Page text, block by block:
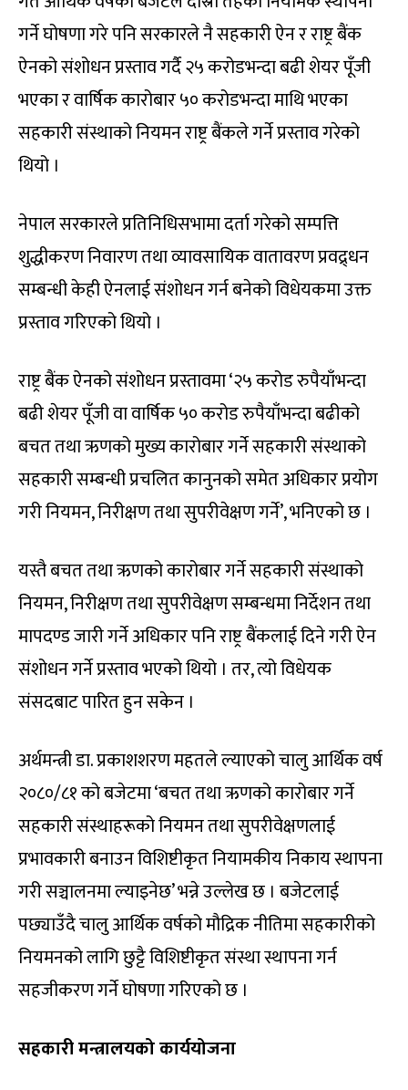
गर्ने घोषणा गरे पनि सरकारले नै सहकारी ऐन र राष्ट्र बैंक
ऐनको संशोधन प्रस्ताव गर्दै २५ करोडभन्दा बढी शेयर पूँजी
भएका र वार्षिक कारोबार ५० करोडभन्दा माथि भएका
सहकारी संस्थाको नियमन राष्ट्र बैंकले गर्ने प्रस्ताव गरेको
थियो ।
नेपाल सरकारले प्रतिनिधिसभामा दर्ता गरेको सम्पत्ति
शुद्धीकरण निवारण तथा व्यावसायिक वातावरण प्रवद्र्धन
सम्बन्धी केही ऐनलाई संशोधन गर्न बनेको विधेयकमा उक्त
प्रस्ताव गरिएको थियो ।
राष्ट्र बैंक ऐनको संशोधन प्रस्तावमा ‘२५ करोड रुपैयाँभन्दा
बढी शेयर पूँजी वा वार्षिक ५० करोड रुपैयाँभन्दा बढीको
बचत तथा ऋणको मुख्य कारोबार गर्ने सहकारी संस्थाको
सहकारी सम्बन्धी प्रचलित कानुनको समेत अधिकार प्रयोग
गरी नियमन, निरीक्षण तथा सुपरीवेक्षण गर्ने’, भनिएको छ ।
यस्तै बचत तथा ऋणको कारोबार गर्ने सहकारी संस्थाको
नियमन, निरीक्षण तथा सुपरीवेक्षण सम्बन्धमा निर्देशन तथा
मापदण्ड जारी गर्ने अधिकार पनि राष्ट्र बैंकलाई दिने गरी ऐन
संशोधन गर्ने प्रस्ताव भएको थियो । तर, त्यो विधेयक
संसदबाट पारित हुन सकेन ।
अर्थमन्त्री डा. प्रकाशशरण महतले ल्याएको चालु आर्थिक वर्ष
२०८०/८१ को बजेटमा ‘बचत तथा ऋणको कारोबार गर्ने
सहकारी संस्थाहरूको नियमन तथा सुपरीवेक्षणलाई
प्रभावकारी बनाउन विशिष्टीकृत नियामकीय निकाय स्थापना
गरी सञ्चालनमा ल्याइनेछ’ भन्ने उल्लेख छ । बजेटलाई
पछ्याउँदै चालु आर्थिक वर्षको मौद्रिक नीतिमा सहकारीको
नियमनको लागि छुट्टै विशिष्टीकृत संस्था स्थापना गर्न
सहजीकरण गर्ने घोषणा गरिएको छ ।
सहकारी मन्त्रालयको कार्ययोजना